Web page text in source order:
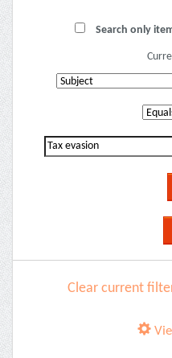
Search only
Clear current